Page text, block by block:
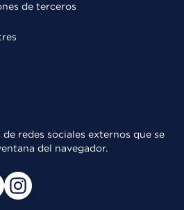
de terceros
redes sociales externos que se
del navegador.